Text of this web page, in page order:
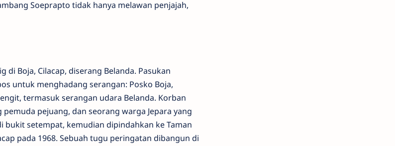
Soeprapto tidak hanya melawan penjajah,
di Boja, Cilacap, diserang Belanda. Pasukan
untuk menghadang serangan: Posko Boja,
termasuk serangan udara Belanda. Korban
pejuang, dan seorang warga Jepara yang
setempat, kemudian dipindahkan ke Taman
pada 1968. Sebuah tugu peringatan dibangun di